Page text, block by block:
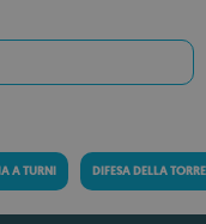
A TURNI DIFESA DELLA